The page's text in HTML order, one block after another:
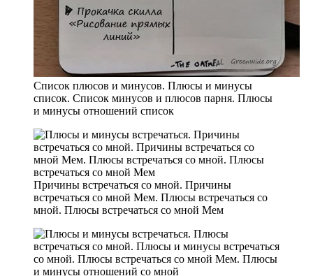
Список плюсов и минусов. Плюсы и минусы
список. Список минусов и плюсов парня. Плюсы
и минусы отношений список
Причины встречаться со мной. Причины
встречаться со мной Мем. Плюсы встречаться со
мной. Плюсы встречаться со мной Мем